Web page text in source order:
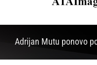
Adrijan Mutu ponovo